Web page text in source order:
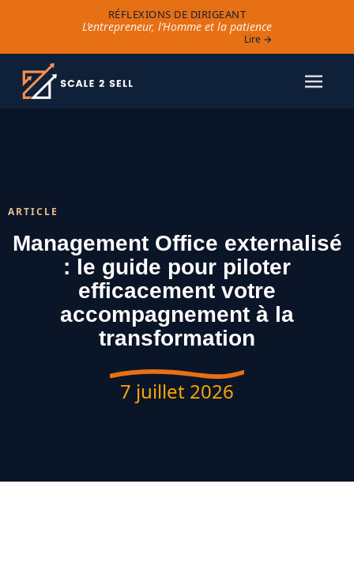
RÉFLEXIONS DE DIRIGEANT
L’entrepreneur, l’Homme et la patience
Lire →
ARTICLE
Management Office externalisé
: le guide pour piloter
efficacement votre
accompagnement à la
transformation
7 juillet 2026